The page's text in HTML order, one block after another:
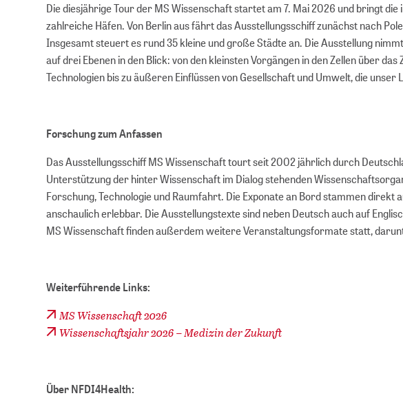
Die diesjährige Tour der MS Wissenschaft startet am 7. Mai 2026 und bringt
zahlreiche Häfen. Von Berlin aus fährt das Ausstellungsschiff zunächst nach
Insgesamt steuert es rund 35 kleine und große Städte an. Die Ausstellung
auf drei Ebenen in den Blick: von den kleinsten Vorgängen in den Zellen über
Technologien bis zu äußeren Einflüssen von Gesellschaft und Umwelt, die unser
Forschung zum Anfassen
Das Ausstellungsschiff MS Wissenschaft tourt seit 2002 jährlich durch
Unterstützung der hinter Wissenschaft im Dialog stehenden
Forschung, Technologie und Raumfahrt. Die Exponate an Bord stammen
anschaulich erlebbar. Die Ausstellungstexte sind neben Deutsch auch auf
MS Wissenschaft finden außerdem weitere Veranstaltungsformate statt,
Weiterführende Links:
MS Wissenschaft 2026
Wissenschaftsjahr 2026 – Medizin der Zukunft
Über NFDI4Health: